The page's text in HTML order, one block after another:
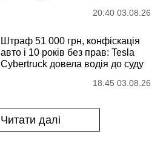
20:40 03.08.26
Штраф 51 000 грн, конфіскація
авто і 10 років без прав: Tesla
Cybertruck довела водія до суду
18:45 03.08.26
Читати далі